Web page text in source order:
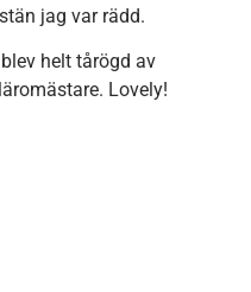
jag var rädd.
helt tårögd av
Lovely!